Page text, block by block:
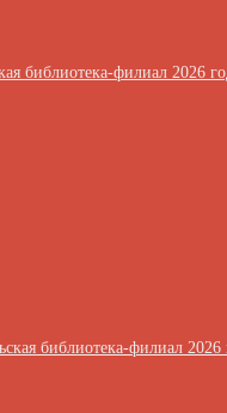
библиотека-филиал 2026
библиотека-филиал 2026